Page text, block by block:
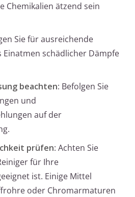
Chemikalien ätzend sein
Sie für ausreichende
Einatmen schädlicher Dämpfe
beachten: Befolgen Sie
und
auf der
prüfen: Achten Sie
für Ihre
ist. Einige Mittel
oder Chromarmaturen